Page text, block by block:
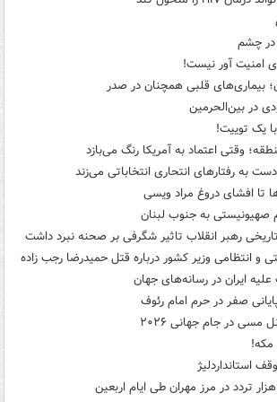
در چشم
امنیت آور نیست!
بیماری‌های قلبی همچنان در صدر
در بین‌الحرمین
یک توییت!
وقتی اعتماد به آمریکا رنگ می‌بازد
به رفتارهای انتحاری انتخاباتی می‌زند
تا افشای دروغ مراد ویسی
صهیونیستی به جنوب لبنان
رهبر انقلاب تاثیر شگرفی بر صحنه نبرد داشت
و انتظامی وزیر کشور درباره قتل حمیدرضا رجب زاده
ایران در رسانه‌های جهان
صفر در حرم امام رئوف
در جام جهانی ۲۰۲۶
مکه!
استانداردلیژ